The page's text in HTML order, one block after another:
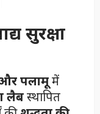
सुरक्षा
पलामूमें
लैबस्थापित